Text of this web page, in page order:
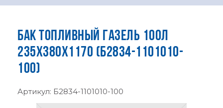
БАК ТОПЛИВНЫЙ ГАЗЕЛЬ 100Л
235Х380Х1170 (Б2834-1101010-
100)
Артикул: Б2834-1101010-100